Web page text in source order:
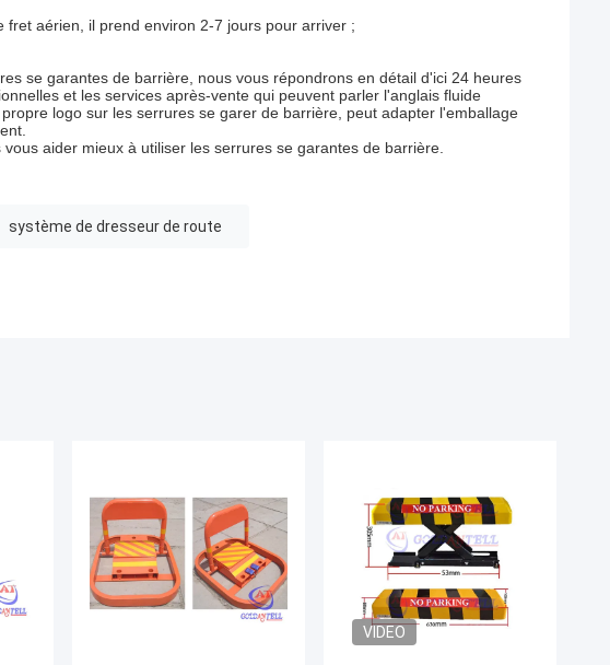
aérien, il prend environ 2-7 jours pour arriver ;
se garantes de barrière, nous vous répondrons en détail d'ici 24 heures
et les services après-vente qui peuvent parler l'anglais fluide
logo sur les serrures se garer de barrière, peut adapter l'emballage
aider mieux à utiliser les serrures se garantes de barrière.
système de dresseur de route
VIDEO